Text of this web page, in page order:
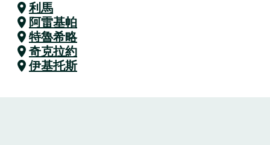
利馬
阿雷基帕
特魯希略
奇克拉約
伊基托斯